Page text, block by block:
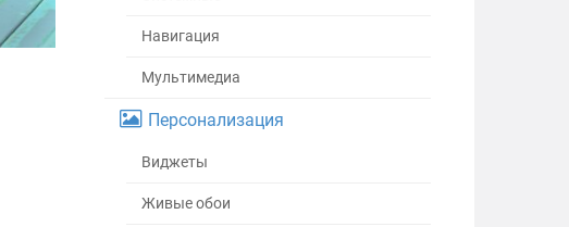
Навигация
Мультимедиа
Персонализация
Виджеты
Живые обои